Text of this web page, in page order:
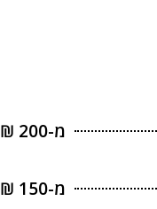
מ-200 ₪
מ-150 ₪